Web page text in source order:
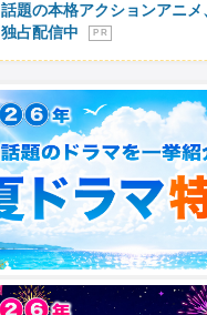
話題の本格アクションアニ
独占配信中
P R